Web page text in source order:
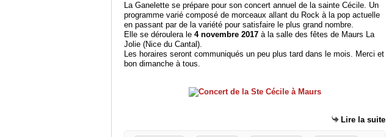
La Ganelette se prépare pour son concert annuel de la sainte Cécile. Un
programme varié composé de morceaux allant du Rock à la pop actuelle
en passant par de la variété pour satisfaire le plus grand nombre.
Elle se déroulera le 4 novembre 2017 à la salle des fêtes de Maurs La
Jolie (Nice du Cantal).
Les horaires seront communiqués un peu plus tard dans le mois. Merci et
bon dimanche à tous.
Lire la suite